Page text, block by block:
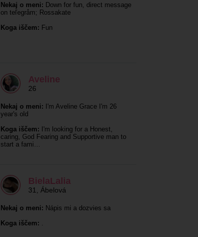
Nekaj o meni: Down for fun, direct message
on teľegråm; Rossakate
Koga iščem: Fun
Aveline
26
Nekaj o meni: I'm Aveline Grace I'm 26
year's old
Koga iščem: I'm looking for a Honest,
caring, God Fearing and Supportive man to
start a fami…
BielaLalia
31 Ábelová
Nekaj o meni: Nápis mi a dozvies sa
Koga iščem: .